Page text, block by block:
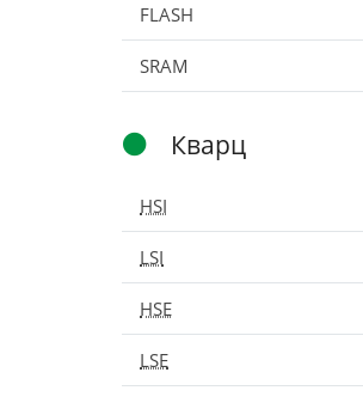
FLASH
SRAM
Кварц
HSI
LSI
HSE
LSE